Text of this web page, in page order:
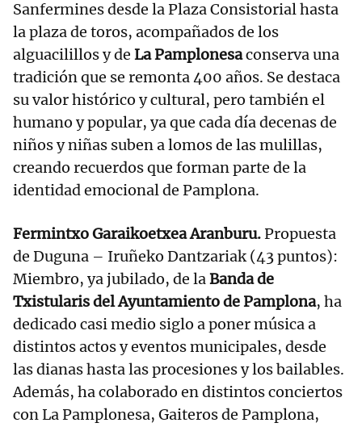
Sanfermines desde la Plaza Consistorial hasta
la plaza de toros, acompañados de los
alguacilillos y de La Pamplonesaconserva una
tradición que se remonta 400 años. Se destaca
su valor histórico y cultural, pero también el
humano y popular, ya que cada día decenas de
niños y niñas suben a lomos de las mulillas,
creando recuerdos que forman parte de la
identidad emocional de Pamplona.
Fermintxo Garaikoetxea Aranburu.Propuesta
de Duguna – Iruñeko Dantzariak (43 puntos):
Miembro, ya jubilado, de laBanda de
Txistularis del Ayuntamiento de Pamplona, ha
dedicado casi medio siglo a poner música a
distintos actos y eventos municipales, desde
las dianas hasta las procesiones y los bailables.
Además, ha colaborado en distintos conciertos
con La Pamplonesa, Gaiteros de Pamplona,